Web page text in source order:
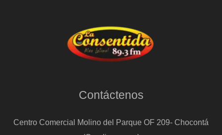
Contáctenos
Centro Comercial Molino del Parque OF 209- Chocontá